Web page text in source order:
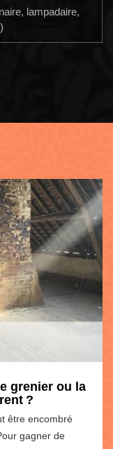
lampadaire,
grenier ou la
?
être encombré
gagner de